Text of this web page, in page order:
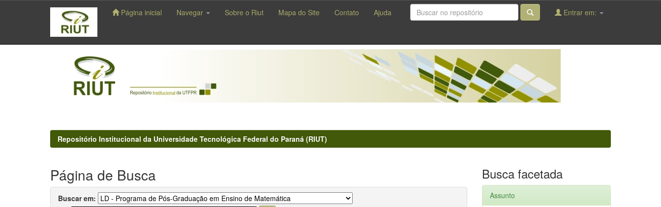
navigation
Página inicial Navegar Sobre o Riut Mapa do Site Contato Ajuda Entrar em:
Repositório Institucional da Universidade Tecnológica Federal do Paraná (RIUT)
Página de Busca
Buscar em:
Busca facetada
Assunto